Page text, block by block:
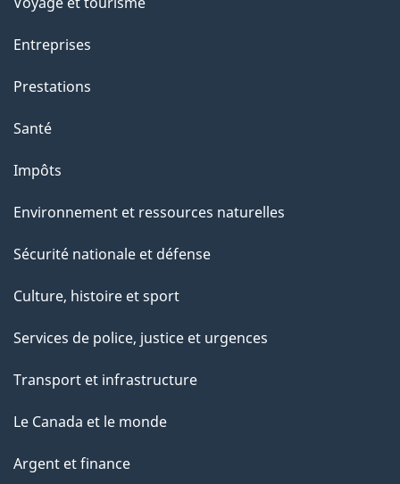
Entreprises
Prestations
Santé
Impôts
Environnement et ressources naturelles
Sécurité nationale et défense
Culture, histoire et sport
Services de police, justice et urgences
Transport et infrastructure
Le Canada et le monde
Argent et finance